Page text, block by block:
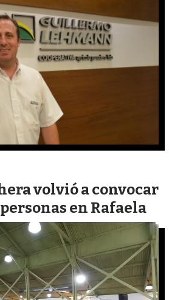
volvió a convocar
en Rafaela